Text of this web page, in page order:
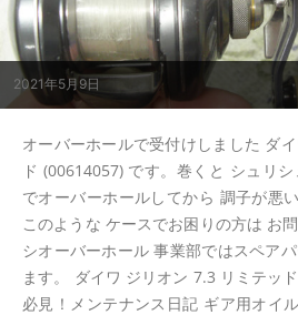
2021年5月9日
オーバーホールで受付けしました ダ
ド (00614057) です。巻くと シュリ
でオーバーホールしてから 調子が悪
このような ケースでお困りの方は お
シオーバーホール 事業部ではスペア
ます。 ダイワ ジリオン 7.3 リミテッ
必見！メンテナンス日記 ギア用オイ